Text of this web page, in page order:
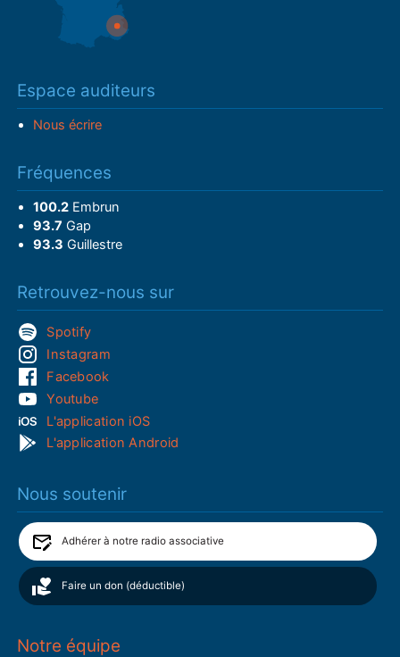
Espace auditeurs
Nous écrire
Fréquences
100.2Embrun
93.7 Gap
93.3 Guillestre
Retrouvez-nous sur
Spotify
Instagram
Facebook
Youtube
L'application iOS
L'application Android
Nous soutenir
Adhérer à notre radio associative
Faire un don (déductible)
Notre équipe